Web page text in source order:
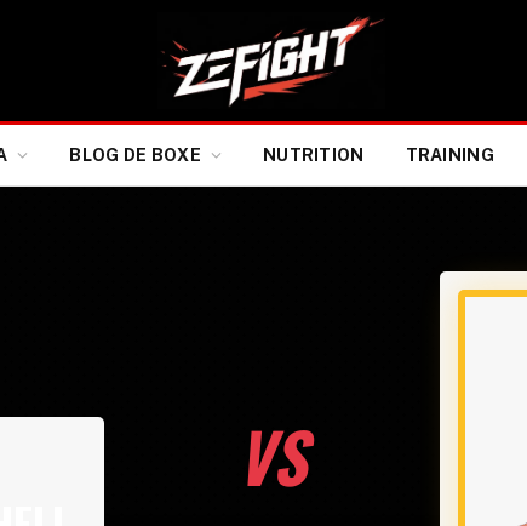
BLOG DE BOXE NUTRITION TRAINING
VS